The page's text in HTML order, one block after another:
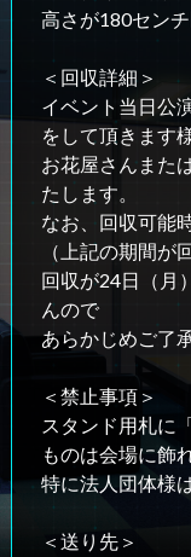
高さが180セン
＜回収詳細＞
イベント当日公
をして頂きます様
お花屋さんまた
たします。
なお、回収可能
（上記の期間が
回収が24日（月
んので
あらかじめご了
＜禁止事項＞
スタンド用札に
ものは会場に飾
特に法人団体様
＜送り先＞